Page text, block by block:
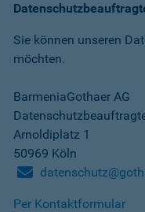
Sie können unseren
möchten.
BarmeniaGothaer AG
Arnoldiplatz 1
50969 Köln
Per Kontaktformular